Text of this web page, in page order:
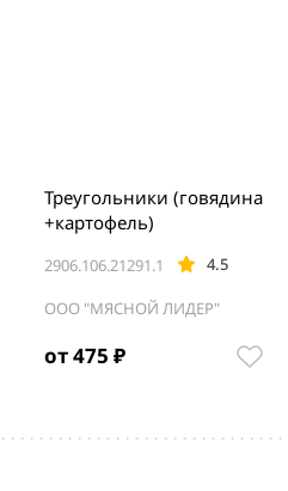
от 475 ₽
2906.106.21291.1 4.5
Треугольники (говядина
+картофель)
ООО "МЯСНОЙ ЛИДЕР"